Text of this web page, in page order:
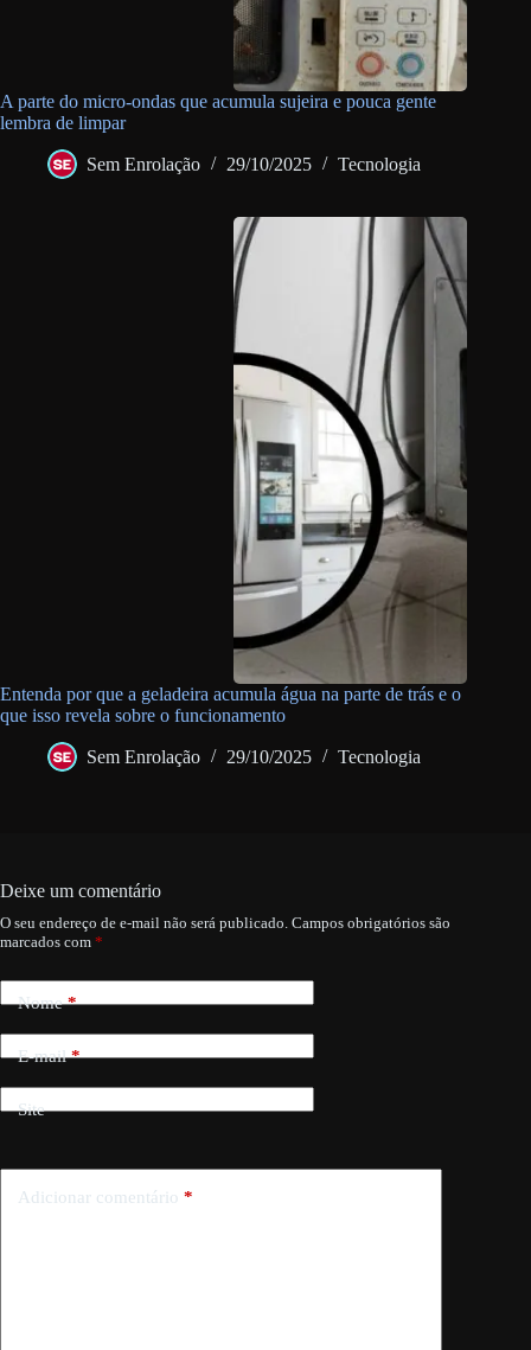
A parte do micro-ondas que acumula sujeira e pouca gente
lembra de limpar
Sem Enrolação 29/10/2025 Tecnologia
Entenda por que a geladeira acumula água na parte de trás e o
que isso revela sobre o funcionamento
Sem Enrolação 29/10/2025 Tecnologia
Deixe um comentário
O seu endereço de e-mail não será publicado. Campos obrigatórios são
marcados com *
Nome*
E-mail*
Site
Adicionar comentário *